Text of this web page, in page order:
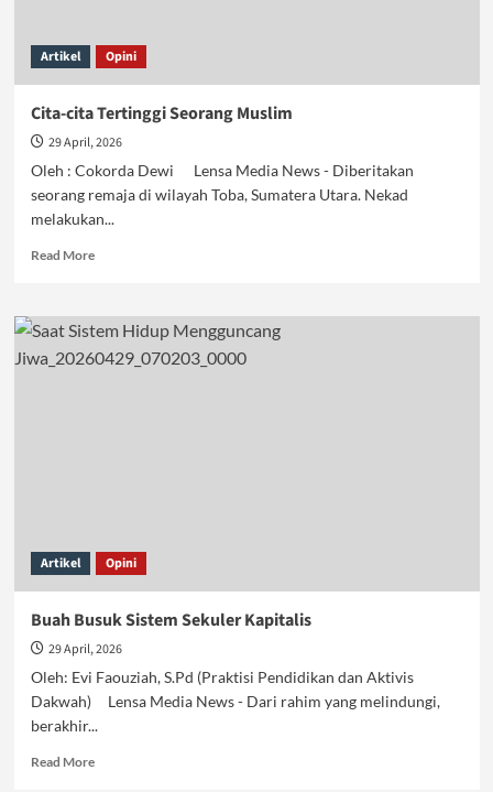
Artikel Opini
Cita-cita Tertinggi Seorang Muslim
29 April, 2026
Oleh : Cokorda Dewi Lensa Media News - Diberitakan
seorang remaja di wilayah Toba, Sumatera Utara. Nekad
melakukan...
Read MoreRead
Cita-
cita
Tertinggi
Artikel Opini
Buah Busuk Sistem Sekuler Kapitalis
29 April, 2026
Oleh: Evi Faouziah, S.Pd (Praktisi Pendidikan dan Aktivis
Dakwah) Lensa Media News - Dari rahim yang melindungi,
berakhir...
Read MoreRead